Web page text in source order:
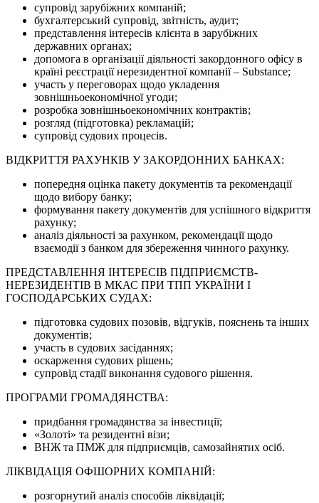
супровід зарубіжних компаній;
бухгалтерський супровід, звітність, аудит;
представлення інтересів клієнта в зарубіжних
державних органах;
допомога в організації діяльності закордонного офісу в
країні реєстрації нерезидентної компанії – Substance;
участь у переговорах щодо укладення
зовнішньоекономічної угоди;
розробка зовнішньоекономічних контрактів;
розгляд (підготовка) рекламацій;
супровід судових процесів.
ВІДКРИТТЯ РАХУНКІВ У ЗАКОРДОННИХ БАНКАХ:
попередня оцінка пакету документів та рекомендації
щодо вибору банку;
формування пакету документів для успішного відкриття
рахунку;
аналіз діяльності за рахунком, рекомендації щодо
взаємодії з банком для збереження чинного рахунку.
ПРЕДСТАВЛЕННЯ ІНТЕРЕСІВ ПІДПРИЄМСТВ-
НЕРЕЗИДЕНТІВ В МКАС ПРИ ТПП УКРАЇНИ І
ГОСПОДАРСЬКИХ СУДАХ:
підготовка судових позовів, відгуків, пояснень та інших
документів;
участь в судових засіданнях;
оскарження судових рішень;
супровід стадії виконання судового рішення.
ПРОГРАМИ ГРОМАДЯНСТВА:
придбання громадянства за інвестиції;
«Золоті» та резидентні візи;
ВНЖ та ПМЖ для підприємців, самозайнятих осіб.
ЛІКВІДАЦІЯ ОФШОРНИХ КОМПАНІЙ:
розгорнутий аналіз способів ліквідації;